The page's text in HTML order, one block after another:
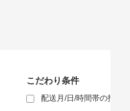
こだわり条件
配送月/日/時間帯の指定